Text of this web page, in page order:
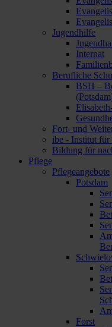
Jugendhilfe
Internat
Berufliche
BSH –
Fort- und
ibe - Institut
Bildung für
Pflege
Pflegeangebote
Potsdam
Forst